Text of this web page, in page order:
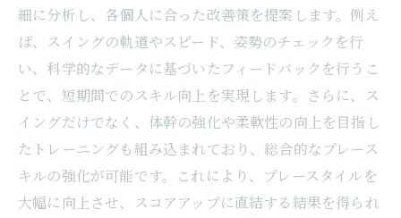
細に分析し、各個人に合った改善策を提案します。例え
ば、スイングの軌道やスピード、姿勢のチェックを行
い、科学的なデータに基づいたフィードバックを行うこ
とで、短期間でのスキル向上を実現します。さらに、ス
イングだけでなく、体幹の強化や柔軟性の向上を目指し
たトレーニングも組み込まれており、総合的なプレース
キルの強化が可能です。これにより、プレースタイルを
大幅に向上させ、スコアアップに直結する結果を得られ